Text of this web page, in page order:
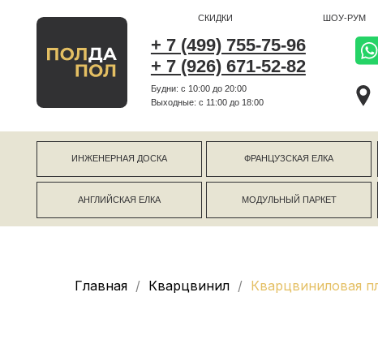
+ 7 (499) 755-75-96
+ 7 (926) 671-52-82
СКИДКИ ШОУ-РУМ
Будни: с 10:00 до 20:00
Выходные: c 11:00 до 18:00
г Москва
ИНЖЕНЕРНАЯ ДОСКА
АНГЛИЙСКАЯ ЕЛКА
ФРАНЦУЗСКАЯ ЕЛКА
МОДУЛЬНЫЙ ПАРКЕТ
Главная Кварцвинил Кварцвиниловая